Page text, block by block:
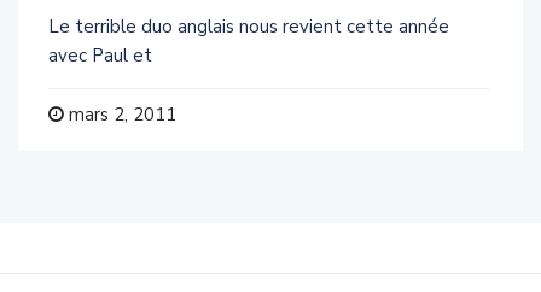
Le terrible duo anglais nous revient cette année
avec Paul et
mars 2, 2011